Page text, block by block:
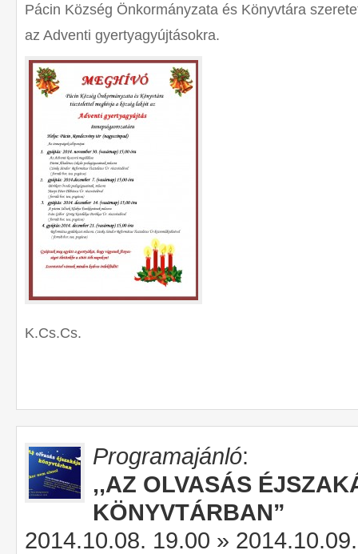
Pácin Község Önkormányzata és Könyvtára
az Adventi gyertyagyújtásokra.
K.Cs.Cs.
Programajánló:
,,AZ OLVASÁS
KÖNYVTÁRBAN”
2014.10.08. 19.00 »